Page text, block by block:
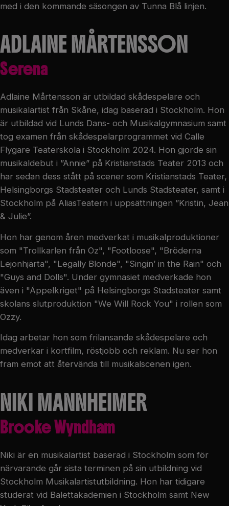
med i den kommande säsongen av Tunna Blå linjen.
ADLAINE MÅRTENSSON
Serena
Adlaine Mårtensson är utbildad skådespelare och
musikalartist från Skåne, idag baserad i Stockholm. Hon
är utbildad vid Lunds Dans- och Musikalgymnasium samt
tog examen från skådespelarprogrammet vid Calle
Flygare Teaterskola i Stockholm 2024. Hon gjorde sin
musikaldebut i ”Annie” på Kristianstads Teater 2013 och
har sedan dess stått på scener som Kristianstads Teater,
Helsingborgs Stadsteater och Lunds Stadsteater, samt i
Stockholm på AliasTeatern i uppsättningen ”Kristin, Jean
& Julie”.
Hon har genom åren medverkat i musikalproduktioner
som "Trollkarlen från Oz", "Footloose", "Bröderna
Lejonhjärta", "Legally Blonde", "Singin’ in the Rain" och
"Guys and Dolls". Under gymnasiet medverkade hon
även i "Äppelkriget" på Helsingborgs Stadsteater samt
skolans slutproduktion "We Will Rock You" i rollen som
Ozzy.
Idag arbetar hon som frilansande skådespelare och
medverkar i kortfilm, röstjobb och reklam. Nu ser hon
fram emot att återvända till musikalscenen igen.
NIKI MANNHEIMER
Brooke Wyndham
Niki är en musikalartist baserad i Stockholm som för
närvarande går sista terminen på sin utbildning vid
Stockholm Musikalartistutbildning. Hon har tidigare
studerat vid Balettakademien i Stockholm samt New